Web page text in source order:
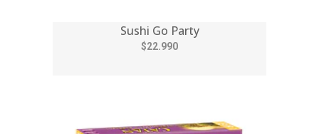
Sushi Go Party
$22.990